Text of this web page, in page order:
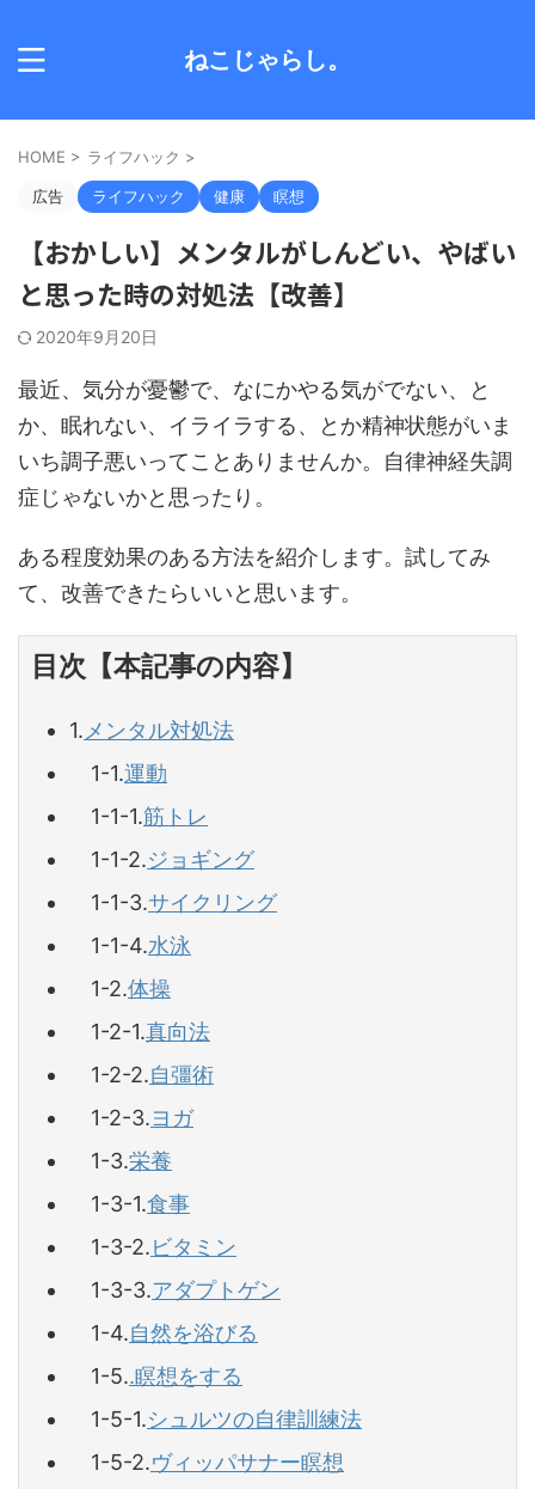
ねこじゃらし。
HOME > ライフハック >
広告 ライフハック 健康 瞑想
【おかしい】メンタルがしんどい、やばい
と思った時の対処法【改善】
2020年9月20日
最近、気分が憂鬱で、なにかやる気がでない、と
か、眠れない、イライラする、とか精神状態がいま
いち調子悪いってことありませんか。自律神経失調
症じゃないかと思ったり。
ある程度効果のある方法を紹介します。試してみ
て、改善できたらいいと思います。
目次【本記事の内容】
1. メンタル対処法
1-1.運動
1-1-1.筋トレ
1-1-2.ジョギング
1-1-3.サイクリング
1-1-4.水泳
1-2.体操
1-2-1.真向法
1-2-2.自彊術
1-2-3.ヨガ
1-3.栄養
1-3-1.食事
1-3-2.ビタミン
1-3-3.アダプトゲン
1-4.自然を浴びる
1-5..瞑想をする
1-5-1.シュルツの自律訓練法
1-5-2.ヴィッパサナー瞑想